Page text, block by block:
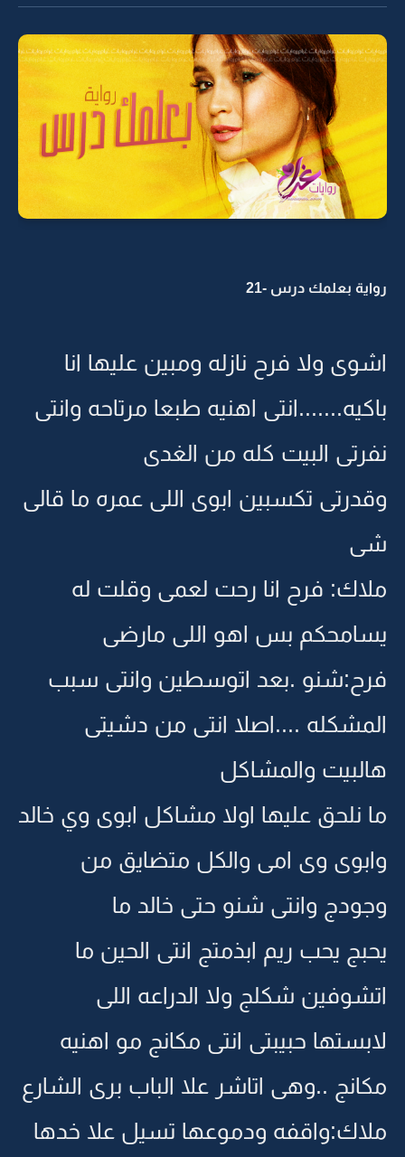
رواية بعلمك درس -21
اشوى ولا فرح نازله ومبين عليها انا
باكيه.......انتى اهنيه طبعا مرتاحه وانتى
نفرتى البيت كله من الغدى
وقدرتى تكسبين ابوى اللى عمره ما قالى
شى
ملاك: فرح انا رحت لعمى وقلت له
يسامحكم بس اهو اللى مارضى
فرح:شنو .بعد اتوسطين وانتى سبب
المشكله ....اصلا انتى من دشيتى
هالبيت والمشاكل
ما نلحق عليها اولا مشاكل ابوى وي خالد
وابوى وى امى والكل متضايق من
وجودج وانتى شنو حتى خالد ما
يحبج يحب ريم ابذمتج انتى الحين ما
اتشوفين شكلج ولا الدراعه اللى
لابستها حبيبتى انتى مكانج مو اهنيه
مكانج ..وهى اتاشر علا الباب برى الشارع
ملاك:واقفه ودموعها تسيل علا خدها